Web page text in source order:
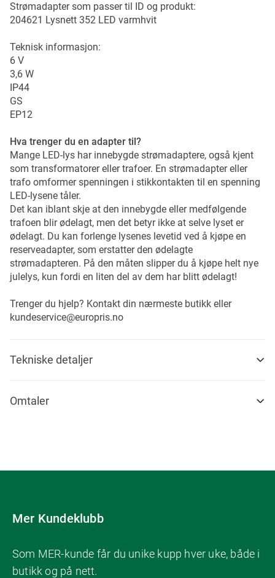
Strømadapter som passer til ID og produkt:
204621 Lysnett 352 LED varmhvit
Teknisk informasjon:
6 V
3,6 W
IP44
GS
EP12
Hva trenger du en adapter til?
Mange LED-lys har innebygde strømadaptere, også kjent
som transformatorer eller trafoer. En strømadapter eller
trafo omformer spenningen i stikkontakten til en spenning
LED-lysene tåler.
Det kan iblant skje at den innebygde eller medfølgende
trafoen blir ødelagt, men det betyr ikke at selve lyset er
ødelagt. Du kan forlenge lysenes levetid ved å kjøpe en
reserveadapter, som erstatter den ødelagte
strømadapteren. På den måten slipper du å kjøpe helt nye
julelys, kun fordi en liten del av dem har blitt ødelagt!
Trenger du hjelp? Kontakt din nærmeste butikk eller
kundeservice@europris.no
Tekniske detaljer
Omtaler
Mer Kundeklubb
Som MER-kunde får du unike kupp hver uke, både i
butikk og på nett.